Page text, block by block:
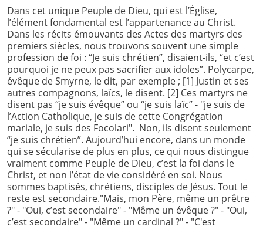
Dans cet unique Peuple de Dieu, qui est l’Église,
l’élément fondamental est l’appartenance au Christ.
Dans les récits émouvants des Actes des martyrs des
premiers siècles, nous trouvons souvent une simple
profession de foi : “Je suis chrétien”, disaient-ils, “et c’est
pourquoi je ne peux pas sacrifier aux idoles”. Polycarpe,
évêque de Smyrne, le dit, par exemple ; [1] Justin et ses
autres compagnons, laïcs, le disent. [2] Ces martyrs ne
disent pas “je suis évêque” ou “je suis laïc” - "je suis de
l’Action Catholique, je suis de cette Congrégation
mariale, je suis des Focolari". Non, ils disent seulement
“je suis chrétien”. Aujourd’hui encore, dans un monde
qui se sécularise de plus en plus, ce qui nous distingue
vraiment comme Peuple de Dieu, c’est la foi dans le
Christ, et non l’état de vie considéré en soi. Nous
sommes baptisés, chrétiens, disciples de Jésus. Tout le
reste est secondaire."Mais, mon Père, même un prêtre
?" - "Oui, c’est secondaire" - "Même un évêque ?" - "Oui,
c’est secondaire" - "Même un cardinal ?" - "C'est